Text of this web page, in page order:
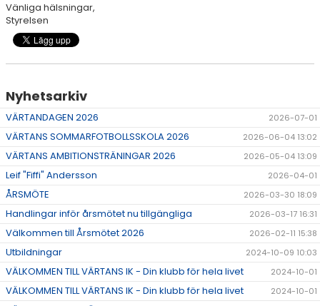
Vänliga hälsningar,
Styrelsen
Nyhetsarkiv
VÄRTANDAGEN 2026 2026-07-01
VÄRTANS SOMMARFOTBOLLSSKOLA 2026 2026-06-04 13:02
VÄRTANS AMBITIONSTRÄNINGAR 2026 2026-05-04 13:09
Leif "Fiffi" Andersson 2026-04-01
ÅRSMÖTE 2026-03-30 18:09
Handlingar inför årsmötet nu tillgängliga 2026-03-17 16:31
Välkommen till Årsmötet 2026 2026-02-11 15:38
Utbildningar 2024-10-09 10:03
VÄLKOMMEN TILL VÄRTANS IK - Din klubb för hela livet 2024-10-01
VÄLKOMMEN TILL VÄRTANS IK - Din klubb för hela livet 2024-10-01